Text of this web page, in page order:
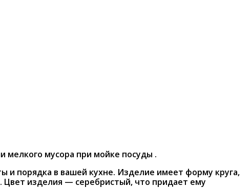
мелкого мусора при мойке посуды .
и порядка в вашей кухне. Изделие имеет форму круга,
Цвет изделия — серебристый, что придает ему